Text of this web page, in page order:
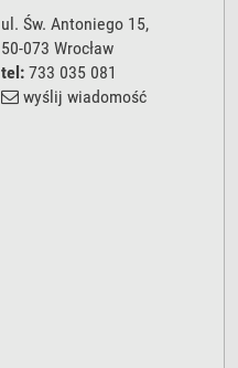
ul. Św. Antoniego 15,
50-073 Wrocław
tel: 733 035 081
wyślij wiadomość